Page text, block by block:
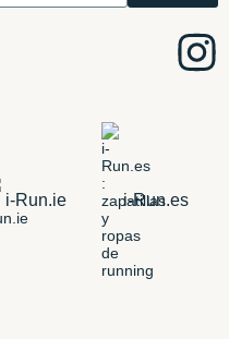
i-Run.ie i-Run.es